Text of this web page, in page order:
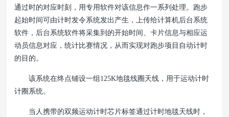
通过时的对应时刻，用专用软件对该信息作一系列处理。跑步
起始时间可由计时发令系统发出产生，上传给计算机后台系统
软件，后台系统软件将采集到的开始时间、卡片信息与相应运
动员信息对应，统计比赛情况，从而实现对跑步项目自动计时
的目的。
该系统在终点铺设一组125K地毯线圈天线，用于运动计时
计圈系统。
当人携带的双频运动计时芯片标签通过计时地毯天线时，